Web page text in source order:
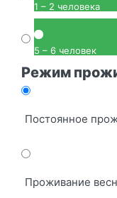
1 – 2 человека
5 – 6 человек
Режим
Постоянное
Проживание